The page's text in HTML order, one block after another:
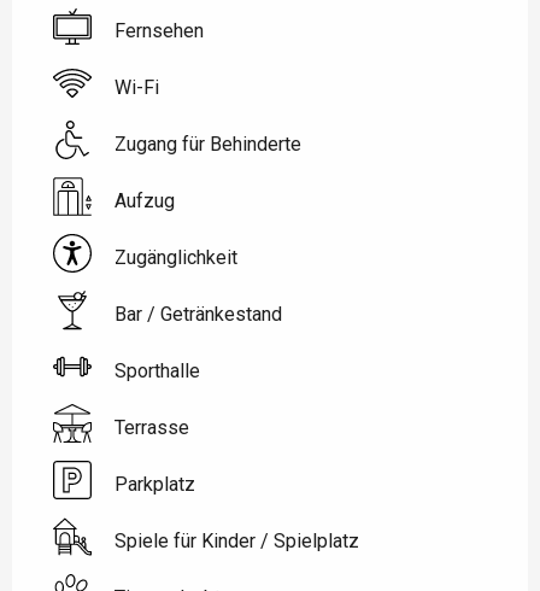
Fernsehen
Wi-Fi
Zugang für Behinderte
Aufzug
Zugänglichkeit
Bar / Getränkestand
Sporthalle
Terrasse
Parkplatz
Spiele für Kinder / Spielplatz